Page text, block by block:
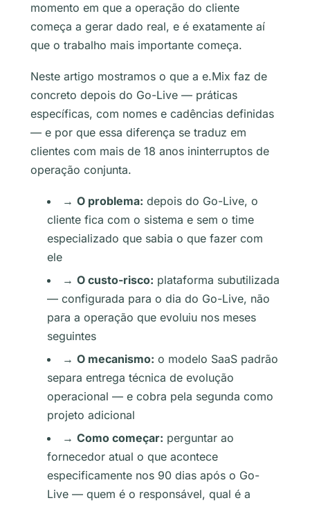
momento em que a operação do cliente
começa a gerar dado real, e é exatamente aí
que o trabalho mais importante começa.
Neste artigo mostramos o que a e.Mix faz de
concreto depois do Go-Live — práticas
específicas, com nomes e cadências definidas
— e por que essa diferença se traduz em
clientes com mais de 18 anos ininterruptos de
operação conjunta.
→ O problema: depois do Go-Live, o
cliente fica com o sistema e sem o time
especializado que sabia o que fazer com
ele
→ O custo-risco: plataforma subutilizada
— configurada para o dia do Go-Live, não
para a operação que evoluiu nos meses
seguintes
→ O mecanismo: o modelo SaaS padrão
separa entrega técnica de evolução
operacional — e cobra pela segunda como
projeto adicional
→ Como começar: perguntar ao
fornecedor atual o que acontece
especificamente nos 90 dias após o Go-
Live — quem é o responsável, qual é a